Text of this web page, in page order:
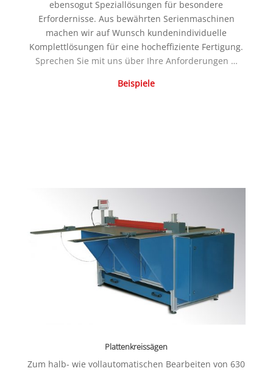
ebensogut Speziallösungen für besondere
Erfordernisse. Aus bewährten Serienmaschinen
machen wir auf Wunsch kundenindividuelle
Komplettlösungen für eine hocheffiziente Fertigung.
Sprechen Sie mit uns über Ihre Anforderungen …
Beispiele
Plattenkreissägen
Zum halb- wie vollautomatischen Bearbeiten von 630